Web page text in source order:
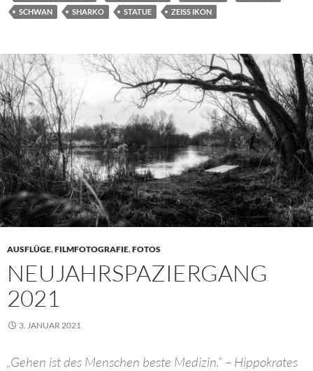
SCHWAN
SHARKO STATUE ZEISS IKON
AUSFLÜGE,FILMFOTOGRAFIE,FOTOS
NEUJAHRSPAZIERGANG
2021
3. JANUAR 2021
„Gehen ist des Menschen beste Medizin.“ – Hippokrates